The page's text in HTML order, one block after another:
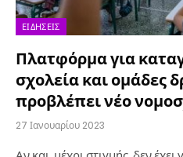
ΕΙΔΉΣΕΙΣ
Πλατφόρμα για
σχολεία και ομάδες
προβλέπει νέο
27 Ιανουαρίου 2023